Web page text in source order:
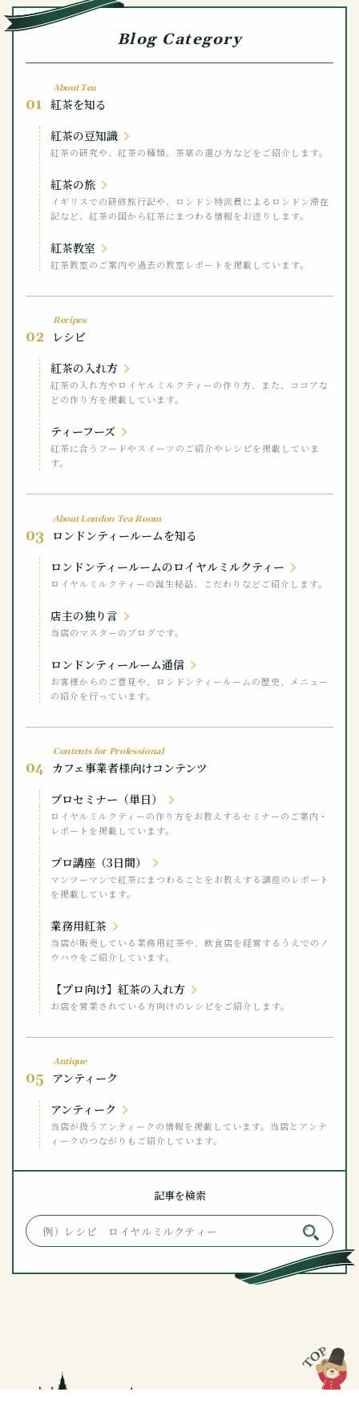
Blog Category
About Tea
01 紅茶を知る
紅茶の豆知識
紅茶の研究や、紅茶の種類、茶葉の選び方などをご紹介します。
紅茶の旅
イギリスでの研修旅行記や、ロンドン特派員によるロンドン滞在
記など、紅茶の国から紅茶にまつわる情報をお送りします。
紅茶教室
紅茶教室のご案内や過去の教室レポートを掲載しています。
Recipes
02
レシピ
紅茶の入れ方
紅茶の入れ方やロイヤルミルクティーの作り方、また、ココアな
どの作り方を掲載しています。
ティーフーズ
紅茶に合うフードやスイーツのご紹介やレシピを掲載していま
す。
About London Tea Room
03
ロンドンティールームを知る
ロンドンティールームのロイヤルミルクティー
ロイヤルミルクティーの誕生秘話、こだわりなどご紹介します。
店主の独り言
当店のマスターのブログです。
ロンドンティールーム通信
お客様からのご意見や、ロンドンティールームの歴史、メニュー
の紹介を行っています。
Contents for Professional
04 カフェ事業者様向けコンテンツ
プロセミナー（単日）
ロイヤルミルクティーの作り方をお教えするセミナーのご案内・
レポートを掲載しています。
プロ講座（3日間）
マンツーマンで紅茶にまつわることをお教えする講座のレポート
を掲載しています。
業務用紅茶
当店が販売している業務用紅茶や、飲食店を経営するうえでのノ
ウハウをご紹介しています。
【プロ向け】紅茶の入れ方
お店を営業されている方向けのレシピをご紹介します。
Antique
05
アンティーク
アンティーク
当店が扱うアンティークの情報を掲載しています。当店とアンテ
ィークのつながりもご紹介しています。
記事を検索